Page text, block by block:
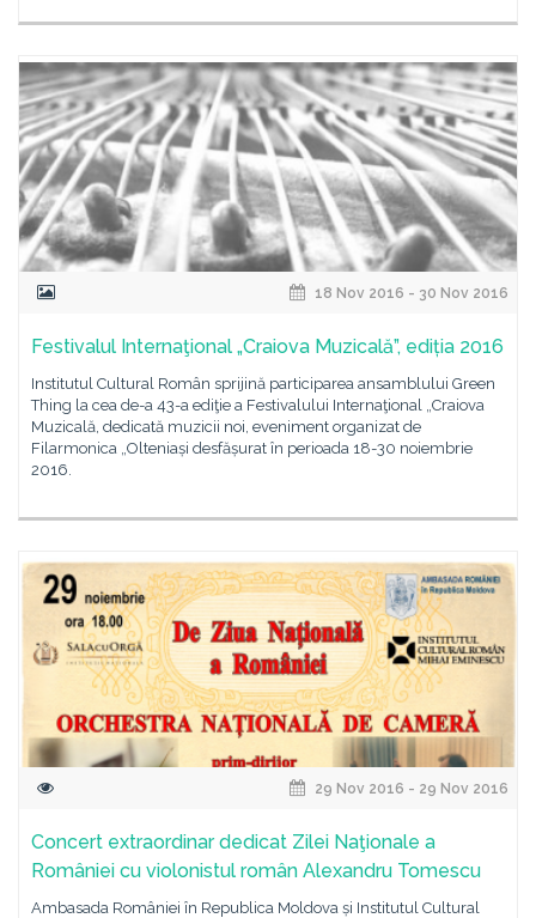
18 Nov 2016 - 30 Nov 2016
Festivalul Internaţional „Craiova Muzicală”, ediția 2016
Institutul Cultural Român sprijină participarea ansamblului Green
Thing la cea de-a 43-a ediţie a Festivalului Internaţional „Craiova
Muzicală, dedicată muzicii noi, eveniment organizat de
Filarmonica „Olteniași desfășurat în perioada 18-30 noiembrie
2016.
29 Nov 2016 - 29 Nov 2016
Concert extraordinar dedicat Zilei Naţionale a
României cu violonistul român Alexandru Tomescu
Ambasada României în Republica Moldova și Institutul Cultural